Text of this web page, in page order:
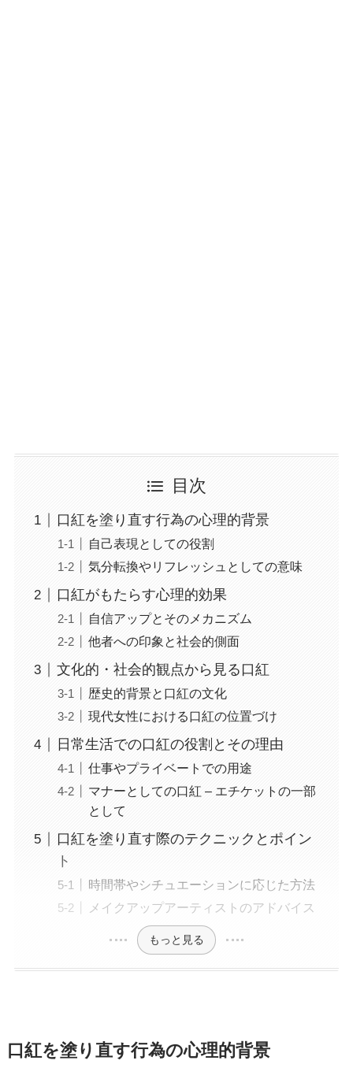
目次
口紅を塗り直す行為の心理的背景
自己表現としての役割
気分転換やリフレッシュとしての意味
口紅がもたらす心理的効果
自信アップとそのメカニズム
他者への印象と社会的側面
文化的・社会的観点から見る口紅
歴史的背景と口紅の文化
現代女性における口紅の位置づけ
日常生活での口紅の役割とその理由
仕事やプライベートでの用途
マナーとしての口紅 – エチケットの一部
として
口紅を塗り直す際のテクニックとポイン
ト
時間帯やシチュエーションに応じた方法
メイクアップアーティストのアドバイス
もっと見る
口紅を塗り直す行為の心理的背景